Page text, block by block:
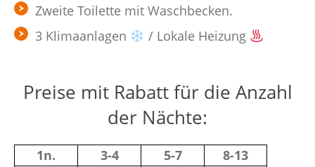
Zweite Toilette mit Waschbecken.
3 Klimaanlagen
/ Lokale Heizung
Preise mit Rabatt für die Anzahl
der Nächte:
1n. 3-4 5-7 8-13